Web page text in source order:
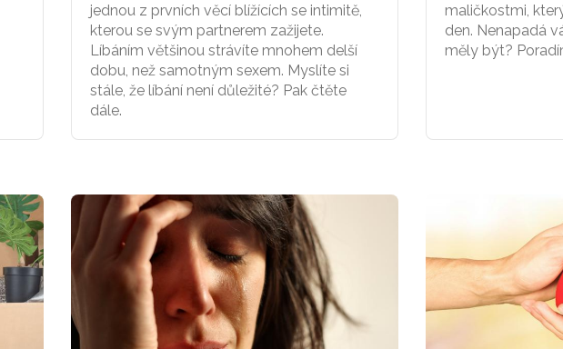
jednou z prvních věcí blížících se intimitě,
kterou se svým partnerem zažijete.
Líbáním většinou strávíte mnohem delší
dobu, než samotným sexem. Myslíte si
stále, že líbání není důležité? Pak čtěte
dále.
maličkostmi,
den. Nenapadá
měly být?